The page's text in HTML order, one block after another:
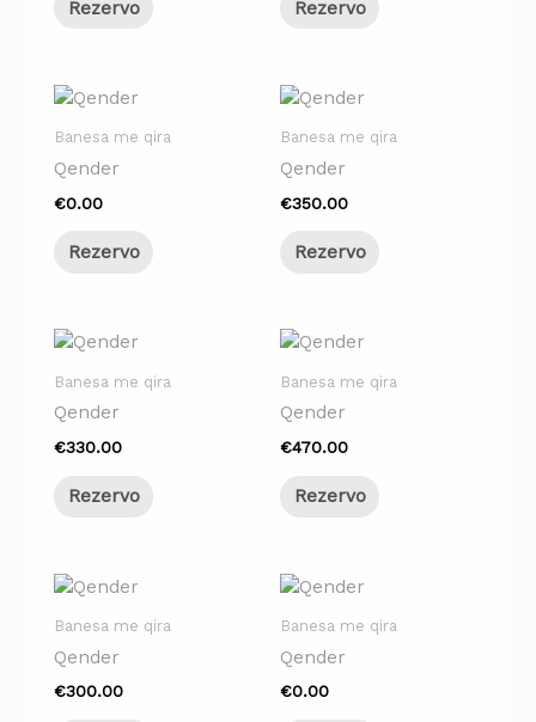
Rezervo Rezervo
Banesa me qira
Qender
€0.00
Rezervo
Banesa me qira
Qender
€350.00
Rezervo
Banesa me qira
Qender
€330.00
Rezervo
Banesa me qira
Qender
€470.00
Rezervo
Banesa me qira
Qender
€300.00
Banesa me qira
Qender
€0.00